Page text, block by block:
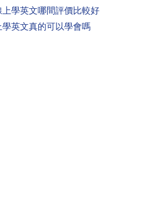
學英文哪間評價比較好
英文真的可以學會嗎